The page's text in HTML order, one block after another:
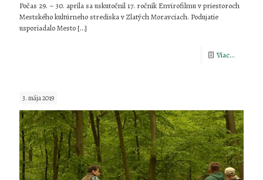
Počas 29. – 30. apríla sa uskutočnil 17. ročník Envirofilmu v priestoroch
Mestského kultúrneho strediska v Zlatých Moravciach. Podujatie
usporiadalo Mesto […]
Viac...
3. mája 2019